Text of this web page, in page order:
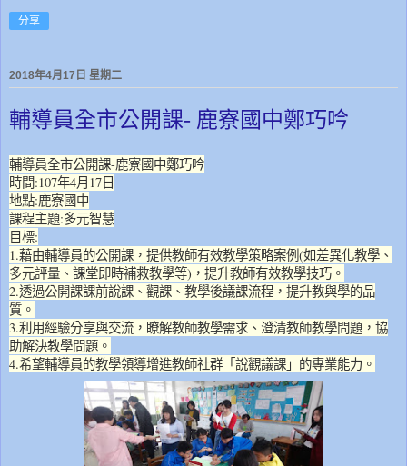
分享
2018年4月17日 星期二
輔導員全市公開課- 鹿寮國中鄭巧吟
輔導員全市公開課-鹿寮國中鄭巧吟
時間:107年4月17日
地點:鹿寮國中
課程主題:多元智慧
目標:
1.藉由輔導員的公開課，提供教師有效教學策略案例(如差異化教學、
多元評量、課堂即時補救教學等)，提升教師有效教學技巧。
2.透過公開課課前說課、觀課、教學後議課流程，提升教與學的品
質。
3.利用經驗分享與交流，瞭解教師教學需求、澄清教師教學問題，協
助解決教學問題。
4.希望輔導員的教學領導增進教師社群「說觀議課」的專業能力。